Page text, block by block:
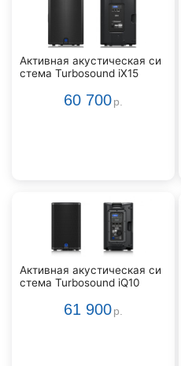
Активная акустическая си
стема Turbosound iX15
60 700 р.
Активная акустическая си
стема Turbosound iQ10
61 900 р.